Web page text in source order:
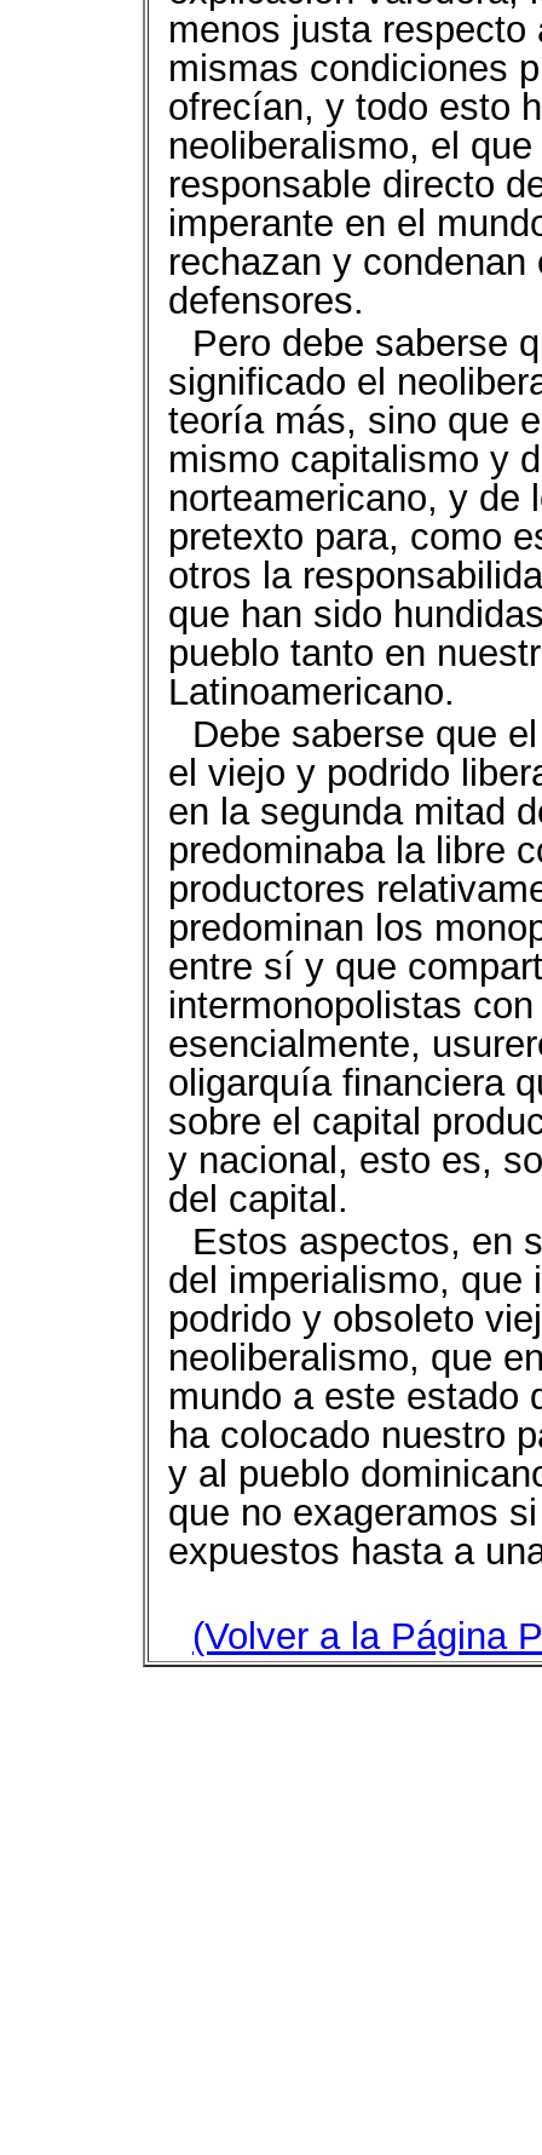
menos justa
mismas condiciones
ofrecían, y todo esto
neoliberalismo, el
responsable directo
imperante en el
rechazan y
defensores.
Pero debe saberse
significado el
teoría más, sino que
mismo capitalismo y
norteamericano, y de
pretexto para, como
otros la
que han sido
pueblo tanto en
Latinoamericano.
Debe saberse que
el viejo y podrido
en la segunda mitad
predominaba la libre
productores
predominan los
entre sí y que
intermonopolistas
esencialmente,
oligarquía financiera
sobre el capital
y nacional, esto es,
del capital.
Estos aspectos, en
del imperialismo, que
podrido y obsoleto
neoliberalismo, que
mundo a este estado
ha colocado nuestro
y al pueblo
que no exageramos
expuestos hasta a
(Volver a la Página